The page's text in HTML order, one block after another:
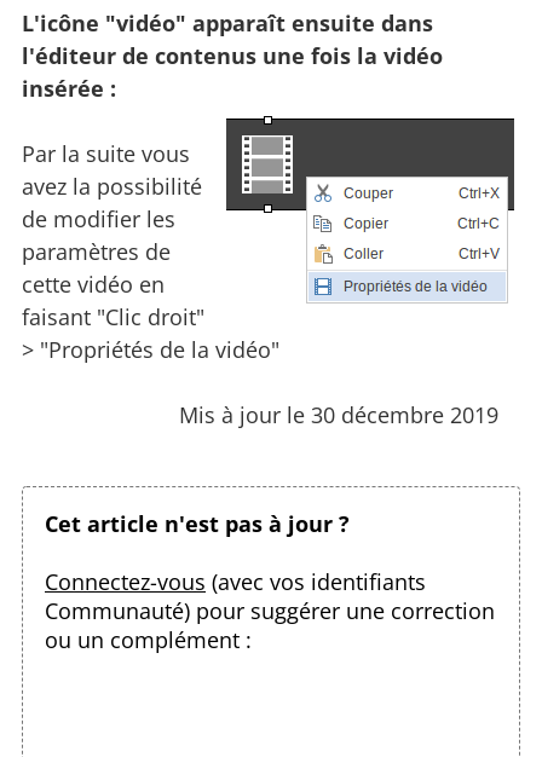
L'icône "vidéo" apparaît ensuite dans
l'éditeur de contenus une fois la vidéo
insérée :
Par la suite vous
avez la possibilité
de modifier les
paramètres de
cette vidéo en
faisant "Clic droit"
> "Propriétés de la vidéo"
Mis à jour le 30 décembre 2019
Cet article n'est pas à jour ?
Connectez-vous (avec vos identifiants
Communauté) pour suggérer une correction
ou un complément :